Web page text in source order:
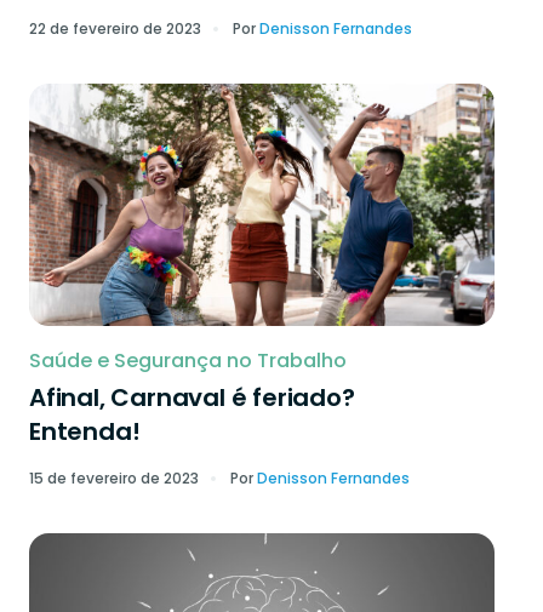
22 de fevereiro de 2023 PorDenisson Fernandes
Saúde e Segurança no Trabalho
Afinal, Carnaval é feriado?
Entenda!
15 de fevereiro de 2023 PorDenisson Fernandes